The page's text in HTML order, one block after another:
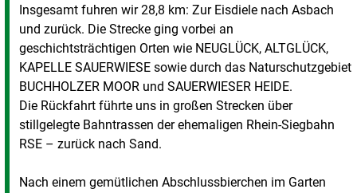
Insgesamt fuhren wir 28,8 km: Zur Eisdiele nach Asbach
und zurück. Die Strecke ging vorbei an
geschichtsträchtigen Orten wie NEUGLÜCK, ALTGLÜCK,
KAPELLE SAUERWIESE sowie durch das Naturschutzgebiet
BUCHHOLZER MOOR und SAUERWIESER HEIDE.
Die Rückfahrt führte uns in großen Strecken über
stillgelegte Bahntrassen der ehemaligen Rhein-Siegbahn
RSE – zurück nach Sand.
Nach einem gemütlichen Abschlussbierchen im Garten